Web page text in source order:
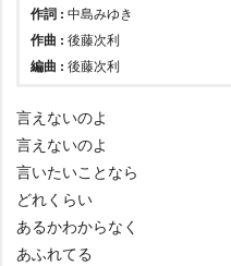
作詞 : 中島みゆき
作曲 : 後藤次利
編曲 : 後藤次利
言えないのよ
言えないのよ
言いたいことなら
どれくらい
あるかわからなく
あふれてる